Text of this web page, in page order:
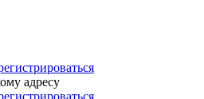
адресу